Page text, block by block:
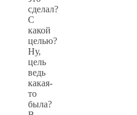
сделал?
С
какой
целью?
Ну,
цель
ведь
какая-
то
была?